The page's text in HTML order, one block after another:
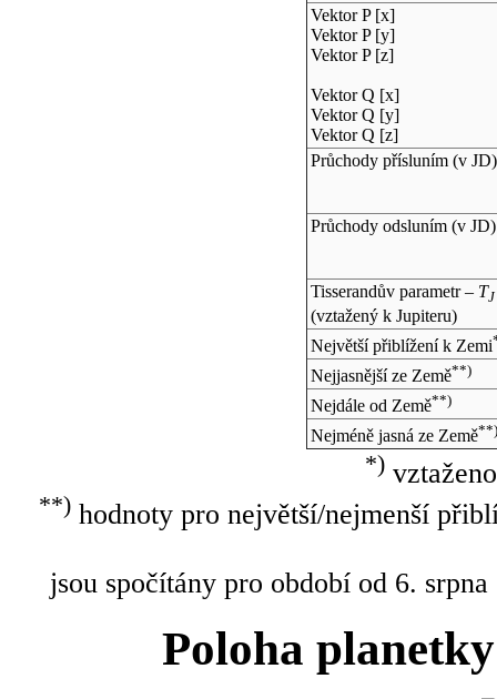
Vektor P [x]
Vektor P [y]
Vektor P [z]
Vektor Q [x]
Vektor Q [y]
Vektor Q [z]
Průchody přísluním (v JD)
Průchody odsluním (v JD)
Tisserandův parametr – TJ
(vztažený k Jupiteru)
Největší přiblížení k Zemi
Nejjasnější ze Země**)
Nejdále od Země**)
Nejméně jasná ze Země**)
*)
**)hodnoty pro největší/nejmenší
jsou spočítány pro období od 6.
Poloha